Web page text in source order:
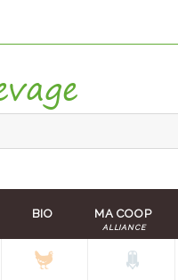
BIO MA COOP
ALLIANCE